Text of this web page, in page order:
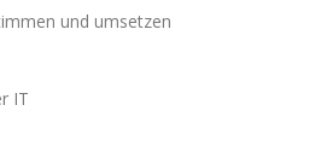
und umsetzen
IT